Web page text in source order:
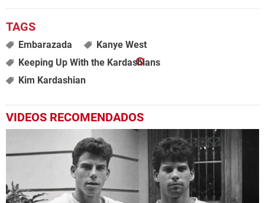
Embarazada
Kanye West
Keeping Up With the Kardashians
Kim Kardashian
VIDEOS RECOMENDADOS